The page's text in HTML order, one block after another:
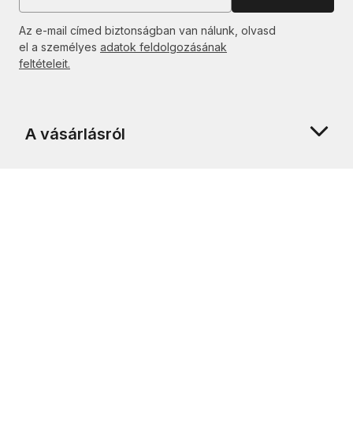
Az e-mail címed biztonságban van nálunk, olvasd
el a személyes adatok feldolgozásának
feltételeit.
A vásárlásról